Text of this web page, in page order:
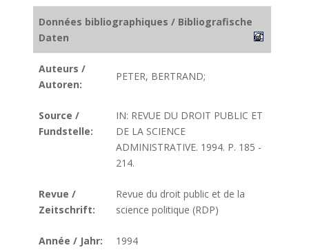
Données bibliographiques / Bibliografische
Daten
Auteurs /
Autoren:
PETER, BERTRAND;
Source /
Fundstelle:
IN: REVUE DU DROIT PUBLIC ET
DE LA SCIENCE
ADMINISTRATIVE. 1994. P. 185 -
214.
Revue /
Zeitschrift:
Revue du droit public et de la
science politique (RDP)
Année / Jahr: 1994